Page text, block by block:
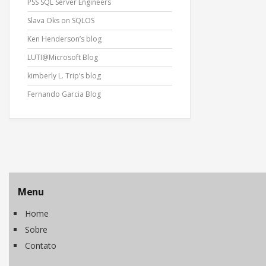
PSS SQL Server Engineers
Slava Oks on SQLOS
Ken Henderson’s blog
LUTI@Microsoft Blog
kimberly L. Trip’s blog
Fernando Garcia Blog
Menu
Home
Sobre
Contato